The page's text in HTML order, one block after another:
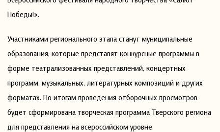
Победы!».
Участниками регионального этапа станут муниципальные
образования, которые представят конкурсные программы в
форме театрализованных представлений, концертных
программ, музыкальных, литературных композиций и других
форматах. По итогам проведения отборочных просмотров
будет сформирована творческая программа Тверского региона
для представления на всероссийском уровне.